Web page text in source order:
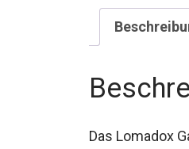
Das Lomadox